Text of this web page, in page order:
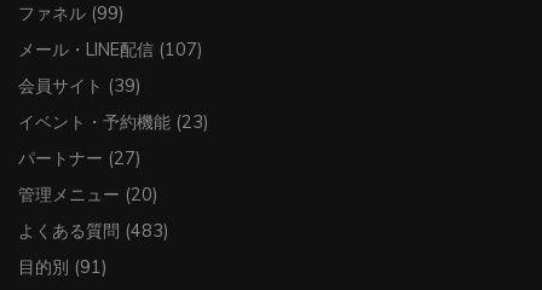
ファネル (99)
メール・LINE配信 (107)
会員サイト (39)
イベント・予約機能 (23)
パートナー (27)
管理メニュー (20)
よくある質問 (483)
目的別 (91)